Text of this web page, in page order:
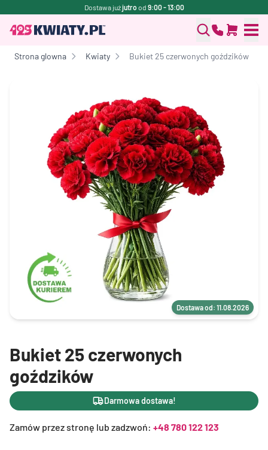
Dostawa jużjutro od 9:00 - 13:00
Strona glowna Kwiaty Bukiet 25 czerwonych goździków
Dostawa od: 11.08.2026
Bukiet 25 czerwonych
goździków
Darmowa dostawa!
Zamów przez stronę lub zadzwoń: +48 780 122 123